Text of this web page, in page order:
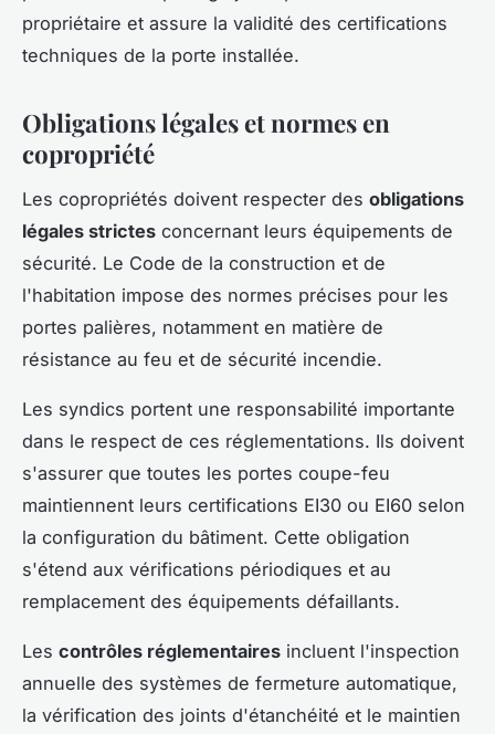
propriétaire et assure la validité des certifications
techniques de la porte installée.
Obligations légales et normes en
copropriété
Les copropriétés doivent respecter des obligations
légales strictes concernant leurs équipements de
sécurité. Le Code de la construction et de
l'habitation impose des normes précises pour les
portes palières, notamment en matière de
résistance au feu et de sécurité incendie.
Les syndics portent une responsabilité importante
dans le respect de ces réglementations. Ils doivent
s'assurer que toutes les portes coupe-feu
maintiennent leurs certifications EI30 ou EI60 selon
la configuration du bâtiment. Cette obligation
s'étend aux vérifications périodiques et au
remplacement des équipements défaillants.
Les contrôles réglementaires incluent l'inspection
annuelle des systèmes de fermeture automatique,
la vérification des joints d'étanchéité et le maintien